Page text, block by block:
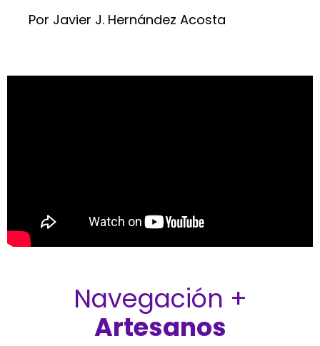
Por Javier J. Hernández Acosta
Navegación +
Artesanos